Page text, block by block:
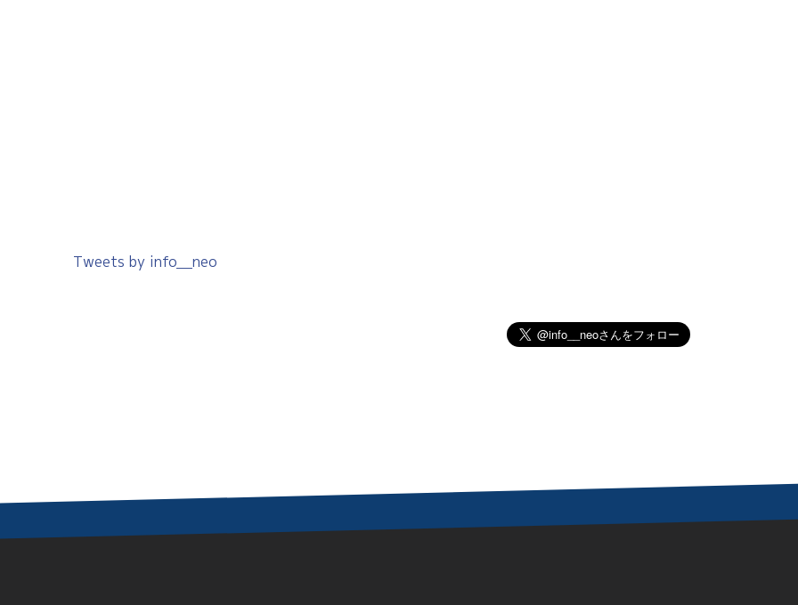
Tweets by info__neo